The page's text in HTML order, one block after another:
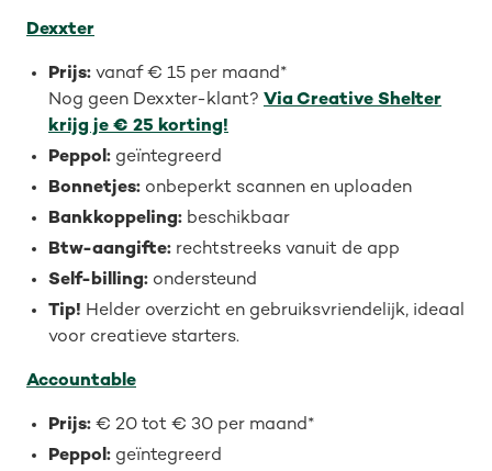
Dexxter
Prijs: vanaf € 15 per maand*
Nog geen Dexxter-klant? Via Creative Shelter
krijg je € 25 korting!
Peppol: geïntegreerd
Bonnetjes: onbeperkt scannen en uploaden
Bankkoppeling: beschikbaar
Btw-aangifte: rechtstreeks vanuit de app
Self-billing: ondersteund
Tip! Helder overzicht en gebruiksvriendelijk, ideaal
voor creatieve starters.
Accountable
Prijs: € 20 tot € 30 per maand*
Peppol: geïntegreerd